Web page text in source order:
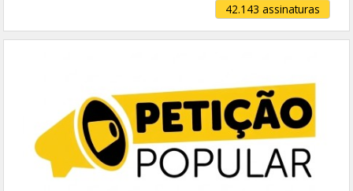
42.143 assinaturas